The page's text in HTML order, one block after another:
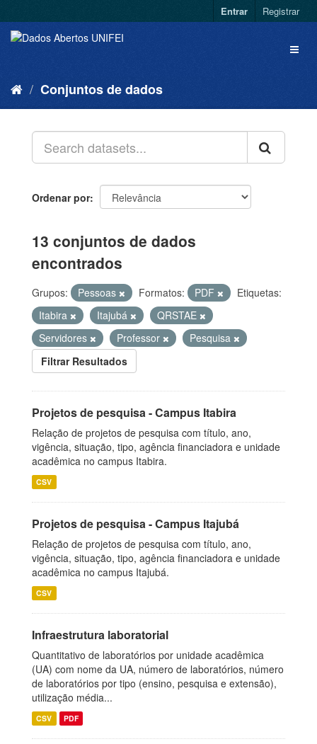
Entrar Registrar
Conjuntos de dados
Ordenar por
13 conjuntos de dados
encontrados
Grupos: Pessoas Formatos: PDF
Etiquetas:
Itabira
Itajubá
QRSTAE
Servidores
Professor
Pesquisa
Filtrar Resultados
Projetos de pesquisa - Campus Itabira
Relação de projetos de pesquisa com título, ano,
vigência, situação, tipo, agência financiadora e unidade
acadêmica no campus Itabira.
CSV
Projetos de pesquisa - Campus Itajubá
Relação de projetos de pesquisa com título, ano,
vigência, situação, tipo, agência financiadora e unidade
acadêmica no campus Itajubá.
CSV
Infraestrutura laboratorial
Quantitativo de laboratórios por unidade acadêmica
(UA) com nome da UA, número de laboratórios, número
de laboratórios por tipo (ensino, pesquisa e extensão),
utilização média...
CSV PDF